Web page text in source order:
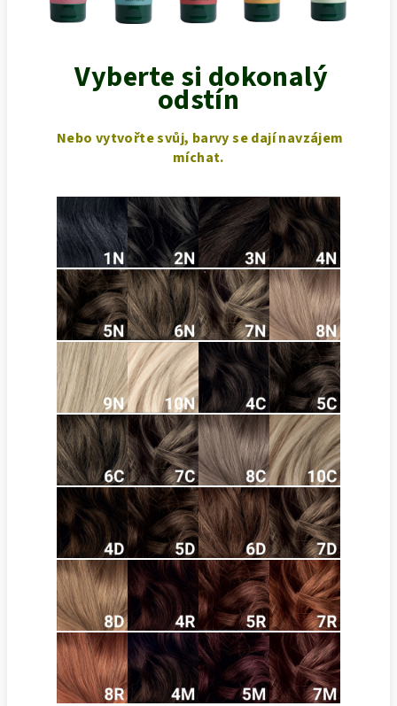
Vyberte si dokonalý
odstín
Nebo vytvořte svůj, barvy se dají navzájem
míchat.